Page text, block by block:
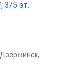
3/5 эт.
Дзержинск,